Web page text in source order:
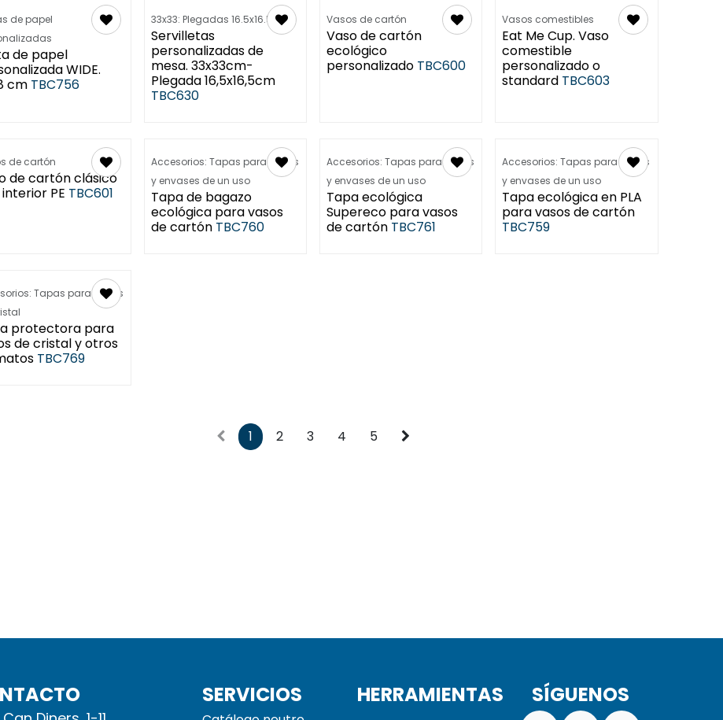
de papel
de papel
WIDE.
cm TBC756
33x33: Plegadas 16.5x16.5cm
Servilletas
personalizadas de
mesa. 33x33cm-
Plegada 16,5x16,5cm
TBC630
Retrasos en Agosto -
Vasos de cartón
Vaso de cartón
ecológico
personalizado TBC600
Vasos comestibles
Eat Me Cup. Vaso
comestible
personalizado o
standard TBC603
Agosto -
de cartón
de cartón clásico
PE TBC601
Accesorios: Tapas para vasos
y envases de un uso
Tapa de bagazo
ecológica para vasos
de cartón TBC760
Accesorios: Tapas para vasos
y envases de un uso
Tapa ecológica
Supereco para vasos
de cartón TBC761
Accesorios: Tapas para vasos
y envases de un uso
Tapa ecológica en PLA
para vasos de cartón
TBC759
Tapas para vasos
protectora para
de cristal y otros
TBC769
1 2 3 4 5
SERVICIOS SÍGUENOS
HERRAMIENTAS